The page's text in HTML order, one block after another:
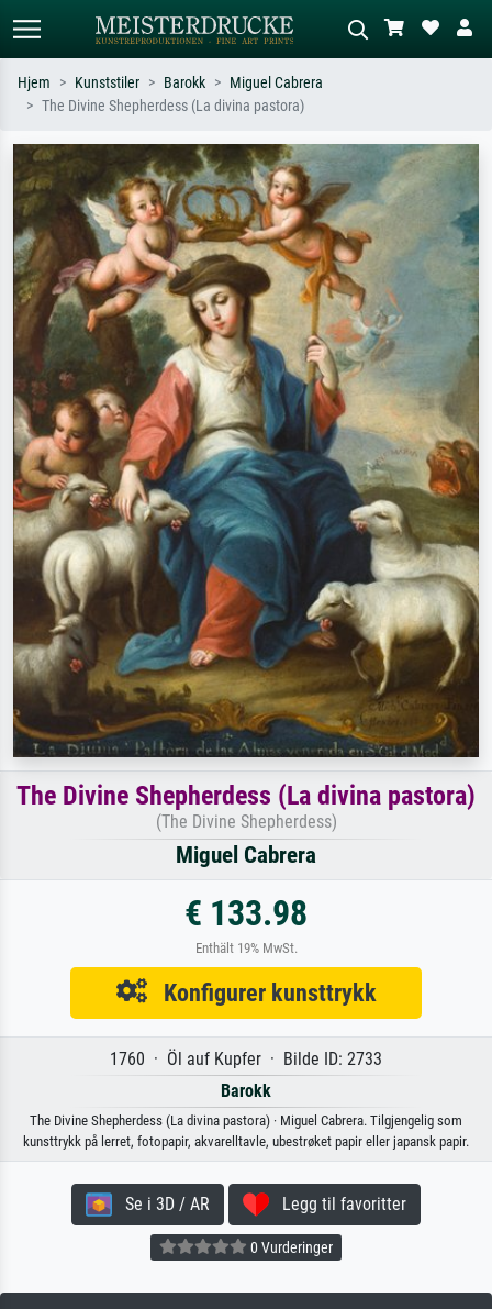
Søk etter kunstner, tittel eller stil – for
eksempel Monet, Stjernenatt,
impresjonisme, Hokusai-bølgen, akt.
Beskriv scenen – for eksempel grønn
eng, abstrakt med mye rødt, mørkt
oljemaleri, stående akt ved et tre.
Hjem Kunststiler Barokk
Miguel Cabrera
The Divine Shepherdess (La divina pastora)
The Divine Shepherdess (La divina pastora)
(The Divine Shepherdess)
Miguel Cabrera
€ 133.98
Enthält 19% MwSt.
Konfigurer kunsttrykk
1760 · Öl auf Kupfer · Bilde ID: 2733
Barokk
The Divine Shepherdess (La divina pastora) · Miguel Cabrera. Tilgjengelig som
kunsttrykk på lerret, fotopapir, akvarelltavle, ubestrøket papir eller japansk papir.
Se i 3D / AR Legg til favoritter
0 Vurderinger